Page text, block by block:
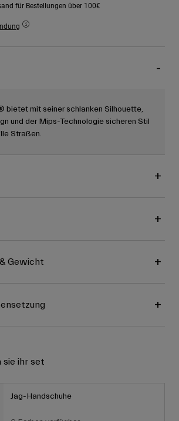
für Bestellungen über 100€
bietet mit seiner schlanken Silhouette,
und der Mips-Technologie sicheren Stil
Straßen.
Gewicht
sie ihr set
Jag-Handschuhe